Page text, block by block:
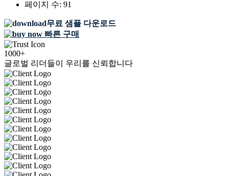
페이지 수: 91
무료 샘플 다운로드
빠른 구매
1000+
글로벌 리더들이 우리를 신뢰합니다